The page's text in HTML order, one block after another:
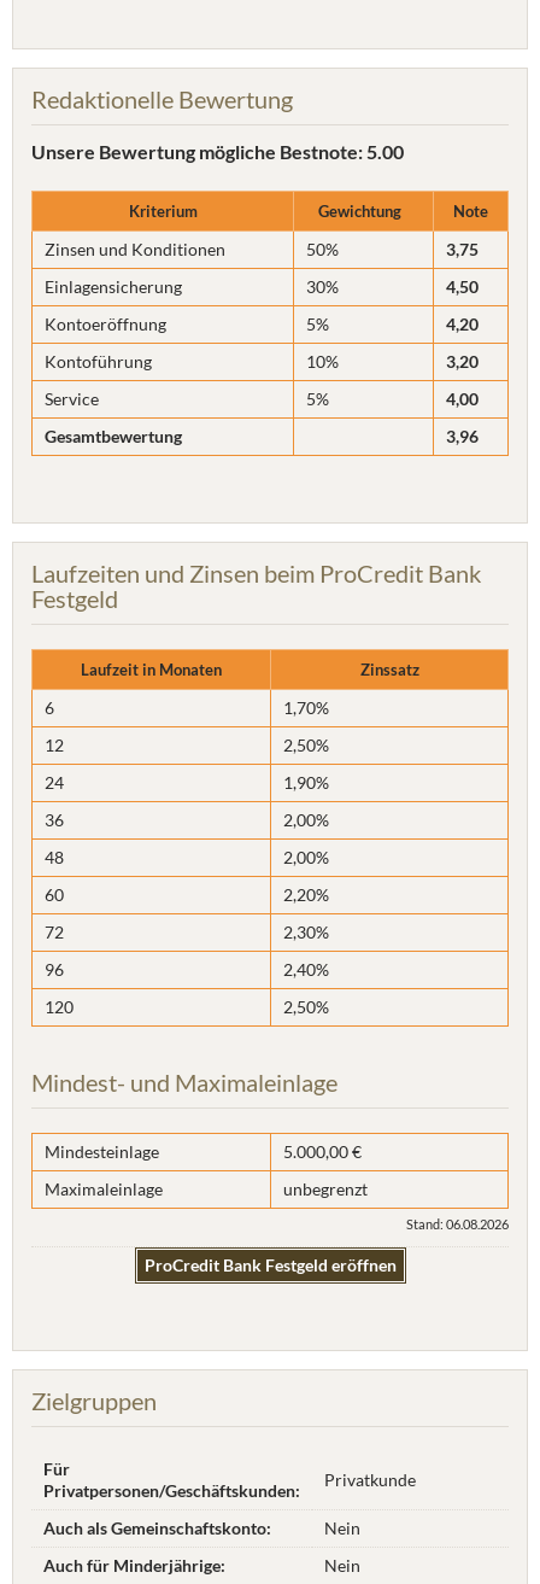
Redaktionelle Bewertung
Unsere Bewertung mögliche Bestnote: 5.00
Kriterium Gewichtung Note
Zinsen und Konditionen 50%
3,75
Einlagensicherung
30%
4,50
Kontoeröffnung
5%
4,20
Kontoführung
10%
3,20
Service
5%
4,00
Gesamtbewertung
3,96
Laufzeiten und Zinsen beim ProCredit Bank
Festgeld
Laufzeit in Monaten Zinssatz
6
1,70%
12
2,50%
24
1,90%
36
2,00%
48
2,00%
60
2,20%
72
2,30%
96
2,40%
120
2,50%
Mindest- und Maximaleinlage
Mindesteinlage
5.000,00 €
Maximaleinlage
unbegrenzt
Stand: 06.08.2026
ProCredit Bank Festgeld eröffnen
Zielgruppen
Für
Privatpersonen/Geschäftskunden:
Privatkunde
Auch als Gemeinschaftskonto:
Nein
Auch für Minderjährige:
Nein